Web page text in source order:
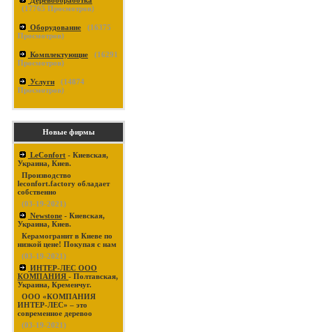
(17765 Просмотров)
Оборудование (16375
Просмотров)
Комплектующие (16291
Просмотров)
Услуги (14874
Просмотров)
Новые фирмы
LeConfort - Киевская,
Украина, Киев.
Производство
leconfort.factory обладает
собственно
(03-19-2021)
Newstone - Киевская,
Украина, Киев.
Керамогранит в Киеве по
низкой цене! Покупая с нам
(03-19-2021)
ИНТЕР-ЛЕС ООО
КОМПАНИЯ - Полтавская,
Украина, Кременчуг.
ООО «КОМПАНИЯ
ИНТЕР-ЛЕС» – это
современное деревоо
(03-19-2021)